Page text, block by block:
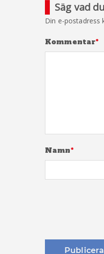
Säg vad
Din e-postadress
Kommentar*
Namn*